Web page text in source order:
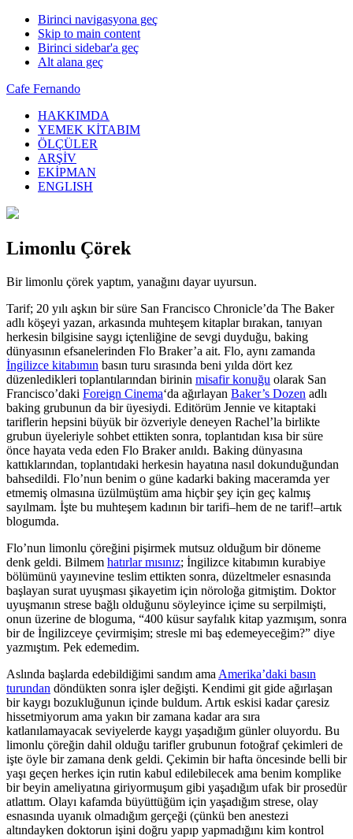
Birinci navigasyona geç
Skip to main content
Birinci sidebar'a geç
Alt alana geç
Cafe Fernando
HAKKIMDA
YEMEK KİTABIM
ÖLÇÜLER
ARŞİV
EKİPMAN
ENGLISH
Limonlu Çörek
Bir limonlu çörek yaptım, yanağını dayar uyursun.
Tarif; 20 yılı aşkın bir süre San Francisco Chronicle’da The Baker
adlı köşeyi yazan, arkasında muhteşem kitaplar bırakan, tanıyan
herkesin bilgisine saygı içtenliğine de sevgi duyduğu, baking
dünyasının efsanelerinden Flo Braker’a ait. Flo, aynı zamanda
İngilizce kitabımın basın turu sırasında beni yılda dört kez
düzenledikleri toplantılarından birinin misafir konuğu olarak San
Francisco’daki Foreign Cinema‘da ağırlayan Baker’s Dozen adlı
baking grubunun da bir üyesiydi. Editörüm Jennie ve kitaptaki
tariflerin hepsini büyük bir özveriyle deneyen Rachel’la birlikte
grubun üyeleriyle sohbet ettikten sonra, toplantıdan kısa bir süre
önce hayata veda eden Flo Braker anıldı. Baking dünyasına
kattıklarından, toplantıdaki herkesin hayatına nasıl dokunduğundan
bahsedildi. Flo’nun benim o güne kadarki baking maceramda yer
etmemiş olmasına üzülmüştüm ama hiçbir şey için geç kalmış
sayılmam. İşte bu muhteşem kadının bir tarifi–hem de ne tarif!–artık
blogumda.
Flo’nun limonlu çöreğini pişirmek mutsuz olduğum bir döneme
denk geldi. Bilmem hatırlar mısınız; İngilizce kitabımın kurabiye
bölümünü yayınevine teslim ettikten sonra, düzeltmeler esnasında
başlayan surat uyuşması şikayetim için nöroloğa gitmiştim. Doktor
uyuşmanın strese bağlı olduğunu söyleyince içime su serpilmişti,
onun üzerine de bloguma, “400 küsur sayfalık kitap yazmışım, sonra
bir de İngilizceye çevirmişim; stresle mi baş edemeyeceğim?” diye
yazmıştım. Pek edemedim.
Aslında başlarda edebildiğimi sandım ama Amerika’daki basın
turundan döndükten sonra işler değişti. Kendimi git gide ağırlaşan
bir kaygı bozukluğunun içinde buldum. Artık eskisi kadar çaresiz
hissetmiyorum ama yakın bir zamana kadar ara sıra
katlanılamayacak seviyelerde kaygı yaşadığım günler oluyordu. Bu
limonlu çöreğin dahil olduğu tarifler grubunun fotoğraf çekimleri de
işte öyle bir zamana denk geldi. Çekimin bir hafta öncesinde belli bir
yaşı geçen herkes için rutin kabul edilebilecek ama benim komplike
bir beyin ameliyatına giriyormuşum gibi yaşadığım ufak bir prosedür
atlattım. Olayı kafamda büyüttüğüm için yaşadığım strese, olay
esnasında uyanık olmadığım gerçeği (çünkü ben anestezi
altındayken doktorun işini doğru yapıp yapmadığını kim kontrol